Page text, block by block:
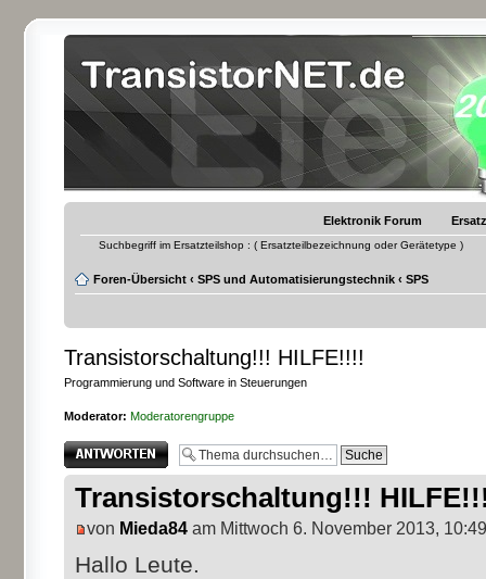
Elektronik Forum
Suchbegriff im Ersatzteilshop : ( Ersatzteilbezeichnung oder Gerätetype )
Foren-Übersicht ‹ SPS und Automatisierungstechnik ‹ SPS
Transistorschaltung!!! HILFE!!!!
Programmierung und Software in Steuerungen
Moderator: Moderatorengruppe
Antwort erstellen
Transistorschaltung!!!
von Mieda84 am Mittwoch 6. November 2013, 10:49
Hallo Leute.